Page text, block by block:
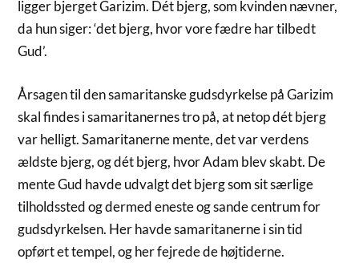
ligger bjerget Garizim. Dét bjerg, som kvinden nævner,
da hun siger: ‘det bjerg, hvor vore fædre har tilbedt
Gud’.
Årsagen til den samaritanske gudsdyrkelse på Garizim
skal findes i samaritanernes tro på, at netop dét bjerg
var helligt. Samaritanerne mente, det var verdens
ældste bjerg, og dét bjerg, hvor Adam blev skabt. De
mente Gud havde udvalgt det bjerg som sit særlige
tilholdssted og dermed eneste og sande centrum for
gudsdyrkelsen. Her havde samaritanerne i sin tid
opført et tempel, og her fejrede de højtiderne.